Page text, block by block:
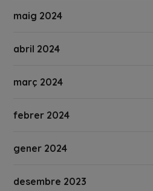
maig 2024
abril 2024
març 2024
febrer 2024
gener 2024
desembre 2023